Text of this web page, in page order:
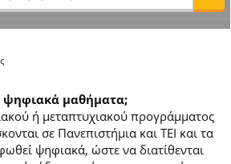
ψηφιακά μαθήματα;
ή μεταπτυχιακού προγράμματος
σε Πανεπιστήμια και ΤΕΙ και τα
ψηφιακά, ώστε να διατίθενται